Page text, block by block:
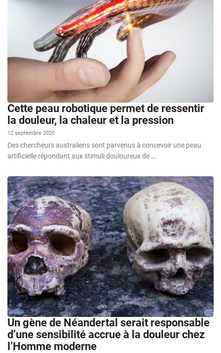
Cette peau robotique permet de ressentir
la douleur, la chaleur et la pression
12 septembre 2020
Des chercheurs australiens sont parvenus à concevoir une peau
artificielle répondant aux stimuli douloureux de …
Un gène de Néandertal serait responsable
d’une sensibilité accrue à la douleur chez
l’Homme moderne